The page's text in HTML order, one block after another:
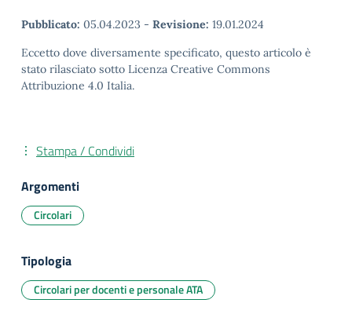
Pubblicato: 05.04.2023 - Revisione: 19.01.2024
Eccetto dove diversamente specificato, questo articolo è
stato rilasciato sotto Licenza Creative Commons
Attribuzione 4.0 Italia.
Stampa / Condividi
Argomenti
Circolari
Tipologia
Circolari per docenti e personale ATA